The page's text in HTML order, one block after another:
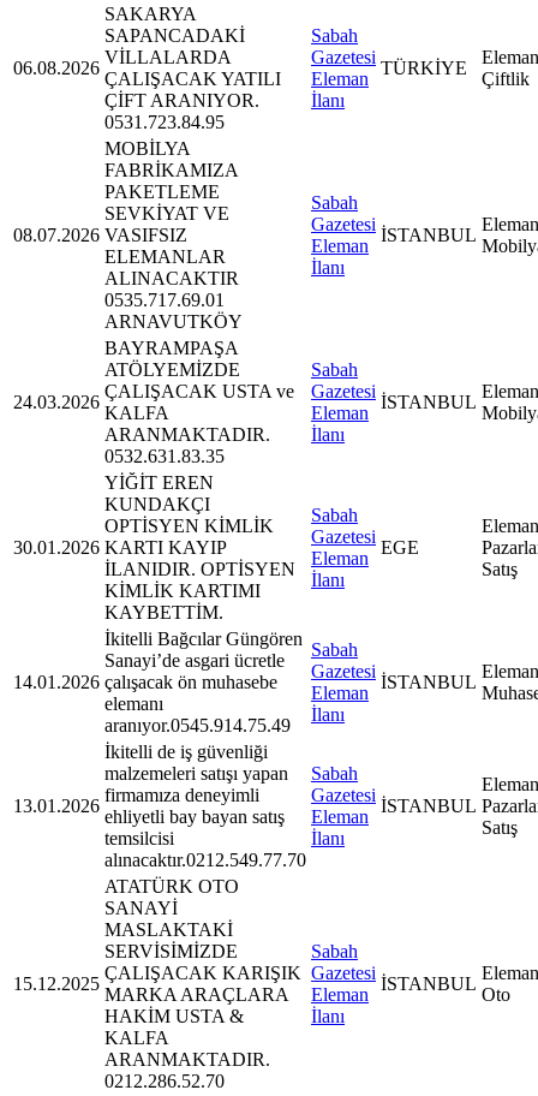
06.08.2026
SAKARYA
SAPANCADAKİ
VİLLALARDA
ÇALIŞACAK YATILI
ÇİFT ARANIYOR.
0531.723.84.95
Sabah
Gazetesi
Eleman
İlanı
TÜRKİYE
Çiftlik
08.07.2026
MOBİLYA
FABRİKAMIZA
PAKETLEME
SEVKİYAT VE
VASIFSIZ
ELEMANLAR
ALINACAKTIR
0535.717.69.01
ARNAVUTKÖY
Sabah
Gazetesi
Eleman
İlanı
İSTANBUL
24.03.2026
BAYRAMPAŞA
ATÖLYEMİZDE
ÇALIŞACAK USTA ve
KALFA
ARANMAKTADIR.
0532.631.83.35
Sabah
Gazetesi
Eleman
İlanı
İSTANBUL
30.01.2026
YİĞİT EREN
KUNDAKÇI
OPTİSYEN KİMLİK
KARTI KAYIP
İLANIDIR. OPTİSYEN
KİMLİK KARTIMI
KAYBETTİM.
Sabah
Gazetesi
Eleman
İlanı
EGE
Satış
14.01.2026
İkitelli Bağcılar Güngören
Sanayi’de asgari ücretle
çalışacak ön muhasebe
elemanı
aranıyor.0545.914.75.49
Sabah
Gazetesi
Eleman
İlanı
İSTANBUL
13.01.2026
İkitelli de iş güvenliği
malzemeleri satışı yapan
firmamıza deneyimli
ehliyetli bay bayan satış
temsilcisi
alınacaktır.0212.549.77.70
Sabah
Gazetesi
Eleman
İlanı
İSTANBUL
Satış
15.12.2025
ATATÜRK OTO
SANAYİ
MASLAKTAKİ
SERVİSİMİZDE
ÇALIŞACAK KARIŞIK
MARKA ARAÇLARA
HAKİM USTA &
KALFA
ARANMAKTADIR.
0212.286.52.70
Sabah
Gazetesi
Eleman
İlanı
İSTANBUL
Oto